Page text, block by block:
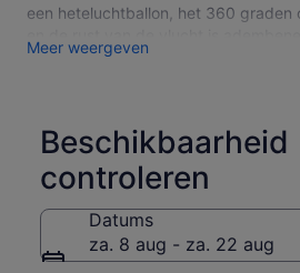
een heteluchtballon, het 360 graden
minuten durende
Meer weergeven
Beschikbaarheid
controleren
Datums
za. 8 aug - za. 22 aug